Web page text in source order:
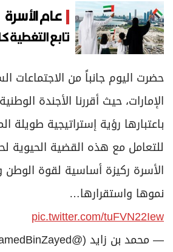
عام الأسرة
تابع التغطية
حضرت اليوم جانباً من الاجتماعات
باعتبارها رؤية إستراتيجية طويلة
للتعامل مع هذه القضية الحيوية
الأسرة ركيزة أساسية لقوة الوطن
نموها واستقرارها…
pic.twitter.com/tuFVN22Iew
— محمد بن زايد (@MohamedBinZayed)